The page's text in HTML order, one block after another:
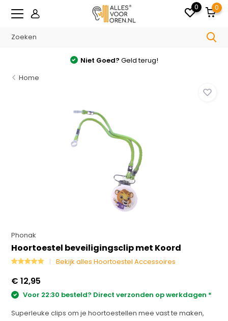
0 0
Niet Goed? Geld terug!
Home
Phonak
Hoortoestel beveiligingsclip met Koord
Bekijk alles Hoortoestel Accessoires
€ 12,95
Voor 22:30 besteld? Direct verzonden op werkdagen *
Superleuke clips om je hoortoestellen mee vast te maken,